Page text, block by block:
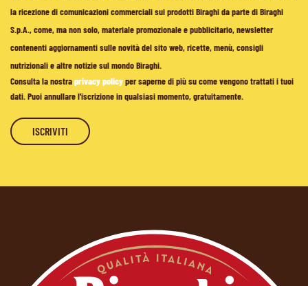
la ricezione di comunicazioni commerciali sui prodotti Biraghi da parte di Biraghi
S.p.A., come, ma non solo, materiale promozionale e pubblicitario, newsletter
contenenti aggiornamenti sulle novità del sito web, ricette, menù, consigli
nutrizionali e altre notizie sul mondo Biraghi.
Consulta la nostraprivacy policyper saperne di più su come vengono trattati i tuoi
dati. Puoi annullare l'iscrizione in qualsiasi momento, gratuitamente.